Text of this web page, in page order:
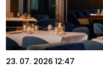
23. 07. 2026 12:47